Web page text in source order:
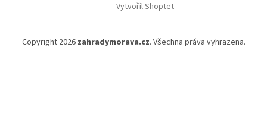
Vytvořil Shoptet
Copyright 2026 zahradymorava.cz. Všechna práva vyhrazena.